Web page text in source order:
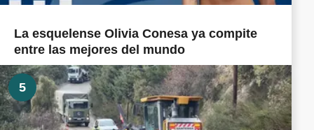
La esquelense Olivia Conesa ya compite
entre las mejores del mundo
5